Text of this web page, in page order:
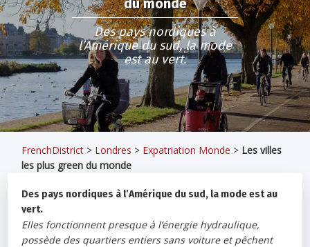
du monde
Des pays nordiques à
l’Amérique du sud, la mode
est au vert.
FrenchDistrict > Londres > Expatriation Monde > Les villes
les plus green du monde
Des pays nordiques à l’Amérique du sud, la mode est au
vert.
Elles fonctionnent presque à l’énergie hydraulique,
possède des quartiers entiers sans voiture et pêchent